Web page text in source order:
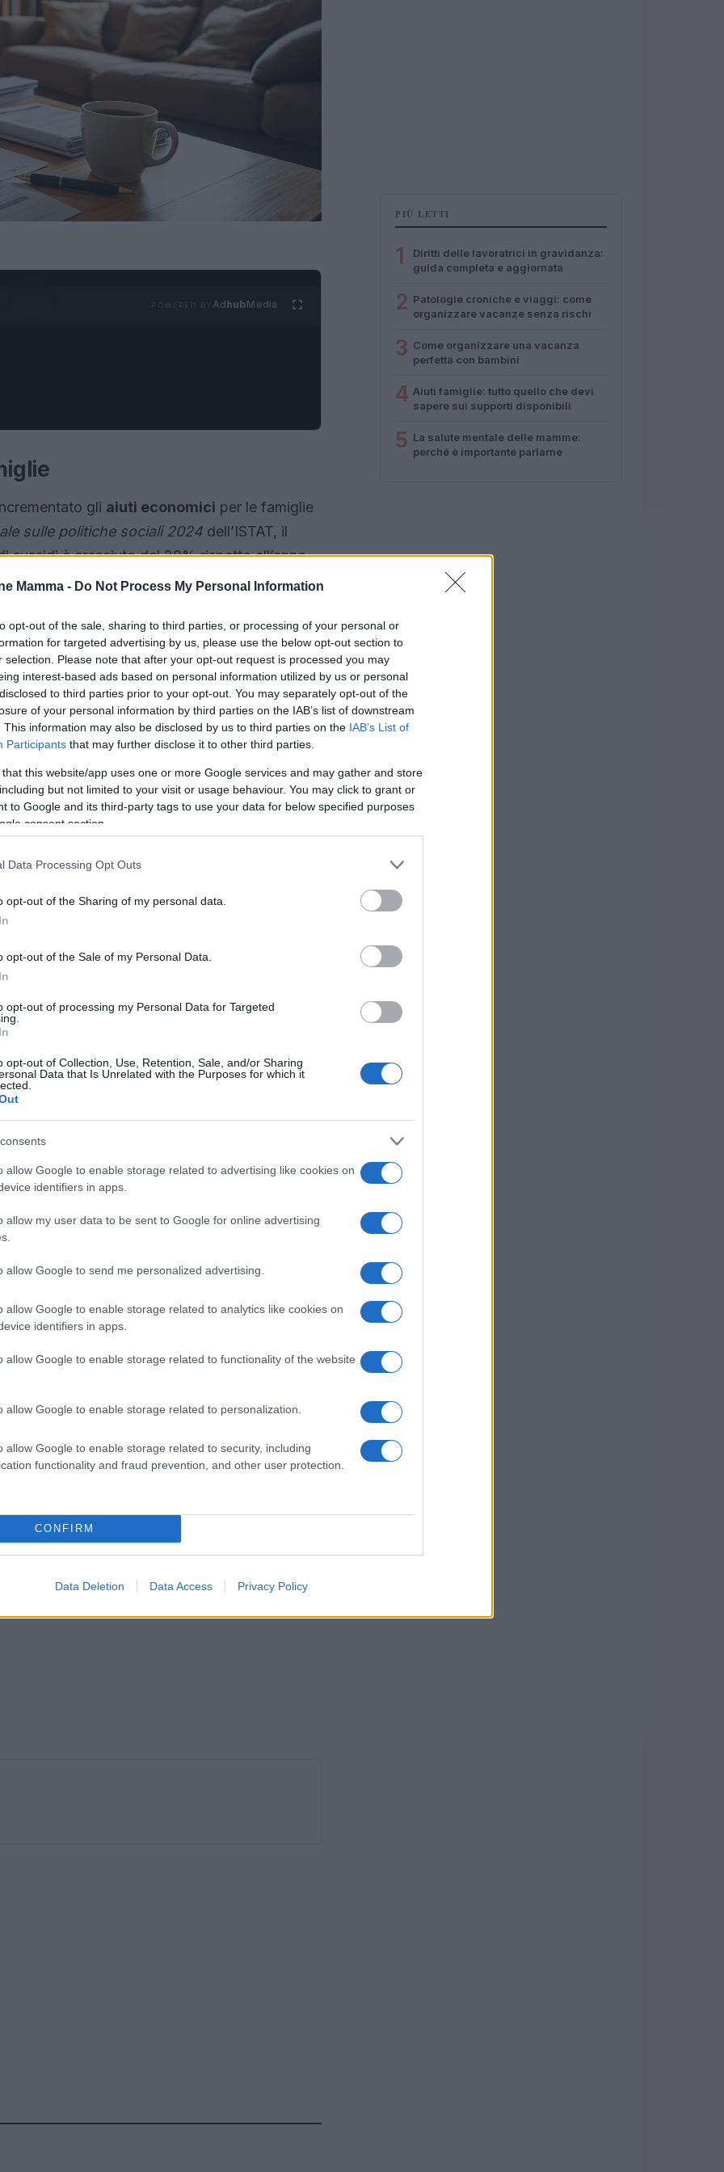
Mamma - Do Not Process My Personal Information
opt-out of the sale, sharing to third parties, or processing of your personal or
for targeted advertising by us, please use the below opt-out section to
selection. Please note that after your opt-out request is processed you may
interest-based ads based on personal information utilized by us or personal
to third parties prior to your opt-out. You may separately opt-out of the
of your personal information by third parties on the IAB’s list of downstream
This information may also be disclosed by us to third parties on the IAB’s List of
Participants that may further disclose it to other third parties.
that this website/app uses one or more Google services and may gather and store
but not limited to your visit or usage behaviour. You may click to grant or
to Google and its third-party tags to use your data for below specified purposes
consent section.
Data Processing Opt Outs
opt-out of the Sharing of my personal data.
opt-out of the Sale of my Personal Data.
opt-out of processing my Personal Data for Targeted
opt-out of Collection, Use, Retention, Sale, and/or Sharing
Data that Is Unrelated with the Purposes for which it
allow Google to enable storage related to advertising like cookies on
identifiers in apps.
allow my user data to be sent to Google for online advertising
allow Google to send me personalized advertising.
allow Google to enable storage related to analytics like cookies on
identifiers in apps.
allow Google to enable storage related to functionality of the website
allow Google to enable storage related to personalization.
allow Google to enable storage related to security, including
functionality and fraud prevention, and other user protection.
CONFIRM
Data Deletion Data Access Privacy Policy
AdhubMedia
gli aiuti economici per le famiglie
sulle politiche sociali 2024 dell’ISTAT, il
sussidi è cresciuto del 20% rispetto all’anno
un impegno crescente nell’assistenza
attuale
a dura prova molte famiglie. L’
con oltre 1 milione di domande per il
straordinarie, come i bonus alimentari e gli
per rispondere a questa emergenza.
associazioni di volontariato, giocano un
Ad esempio, l’ Associazione Italiana per il
dimostrano che nel 2024 sono stati
dipendenza dalle misure statali.
Lavoro, il 35% delle famiglie che ricevono aiuti
economica. Questo solleva interrogativi
dei programmi di aiuto.
PIÙ LETTI
1
Diritti delle lavoratrici in gravidanza:
guida completa e aggiornata
2 Patologie croniche e viaggi: come
organizzare vacanze senza rischi
3 Come organizzare una vacanza
perfetta con bambini
4 Aiuti famiglie: tutto quello che devi
sapere sui supporti disponibili
5 La salute mentale delle mamme:
perché è importante parlarne